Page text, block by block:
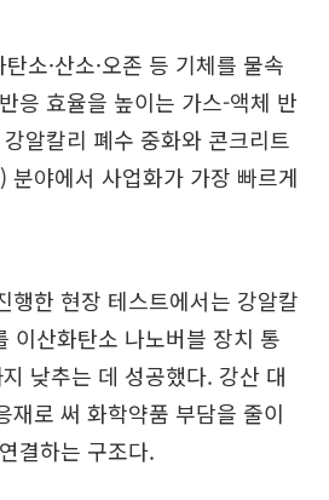
소·산소·오존 등 기체를 물속
응 효율을 높이는 가스-액체 반
알칼리 폐수 중화와 콘크리트
분야에서 사업화가 가장 빠르게
행한 현장 테스트에서는 강알칼
이산화탄소 나노버블 장치 통
낮추는 데 성공했다. 강산 대
재로 써 화학약품 부담을 줄이
결하는 구조다.